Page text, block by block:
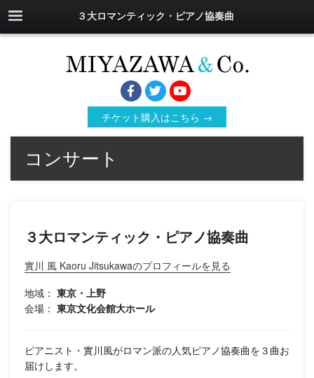
３大ロマンティック・ピアノ協奏曲
チケット購入はこちら →
コンサート
３大ロマンティック・ピアノ協奏曲
實川 風 Kaoru Jitsukawaのプロフィールを見る
地域： 東京・上野
会場： 東京文化会館大ホール
ピアニスト・實川風がロマン派の人気ピアノ協奏曲を３曲お
届けします。